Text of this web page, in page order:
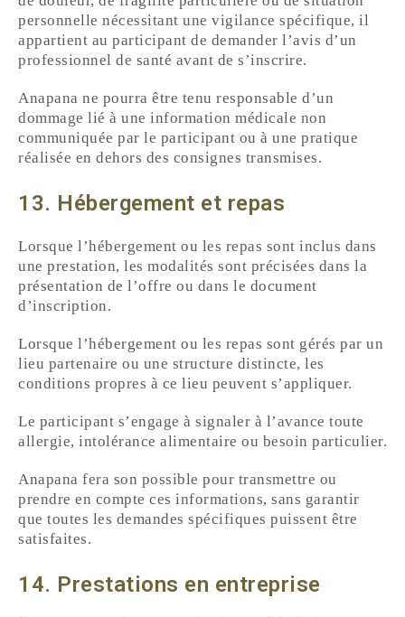
personnelle nécessitant une vigilance spécifique, il
appartient au participant de demander l’avis d’un
professionnel de santé avant de s’inscrire.
Anapana ne pourra être tenu responsable d’un
dommage lié à une information médicale non
communiquée par le participant ou à une pratique
réalisée en dehors des consignes transmises.
13. Hébergement et repas
Lorsque l’hébergement ou les repas sont inclus dans
une prestation, les modalités sont précisées dans la
présentation de l’offre ou dans le document
d’inscription.
Lorsque l’hébergement ou les repas sont gérés par un
lieu partenaire ou une structure distincte, les
conditions propres à ce lieu peuvent s’appliquer.
Le participant s’engage à signaler à l’avance toute
allergie, intolérance alimentaire ou besoin particulier.
Anapana fera son possible pour transmettre ou
prendre en compte ces informations, sans garantir
que toutes les demandes spécifiques puissent être
satisfaites.
14. Prestations en entreprise